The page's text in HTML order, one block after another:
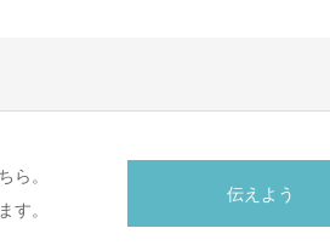
ら。
す。
伝えよう